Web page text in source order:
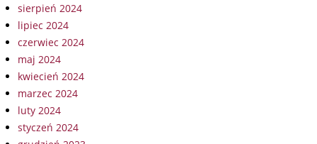
sierpień 2024
lipiec 2024
czerwiec 2024
maj 2024
kwiecień 2024
marzec 2024
luty 2024
styczeń 2024